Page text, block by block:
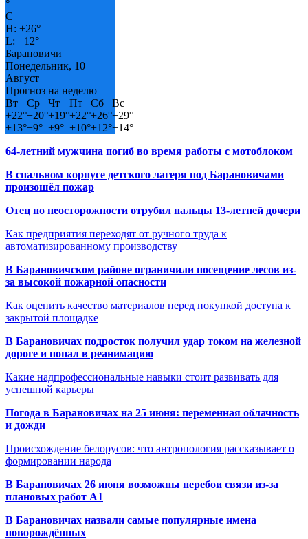
°
C
H: +26°
L: +12°
Барановичи
Понедельник, 10
Август
Прогноз на неделю
Вт
Ср Чт Пт Сб
Вс
+22°+20°+19°+22°+26°+29°
+13°+9° +9° +10°+12°+14°
64-летний мужчина погиб во время работы с мотоблоком
В спальном корпусе детского лагеря под Барановичами
произошёл пожар
Отец по неосторожности отрубил пальцы 13-летней дочери
Как предприятия переходят от ручного труда к
автоматизированному производству
В Барановичском районе ограничили посещение лесов из-
за высокой пожарной опасности
Как оценить качество материалов перед покупкой доступа к
закрытой площадке
В Барановичах подросток получил удар током на железной
дороге и попал в реанимацию
Какие надпрофессиональные навыки стоит развивать для
успешной карьеры
Погода в Барановичах на 25 июня: переменная облачность
и дожди
Происхождение белорусов: что антропология рассказывает о
формировании народа
В Барановичах 26 июня возможны перебои связи из-за
плановых работ A1
В Барановичах назвали самые популярные имена
новорождённых